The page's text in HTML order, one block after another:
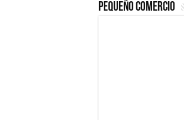
Pequeño Comercio